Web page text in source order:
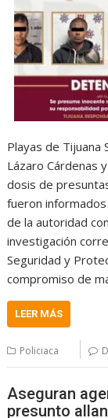
Playas de Tijuana
Lázaro Cárdenas
dosis de
fueron
de la autoridad
investigación
Seguridad y
compromiso de
LEER MÁS
Policiaca
Aseguran
presunto